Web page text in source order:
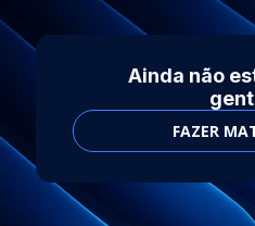
Ainda não
FAZER